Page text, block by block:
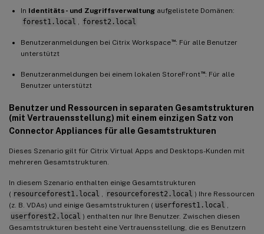
In Identitäts- und Zugriffsverwaltung aufgelistete Domänen:
forest1.local , forest2.local
Benutzeranmeldungen bei Citrix Workspace™: Für alle Benutzer
unterstützt
Benutzeranmeldungen bei einem lokalen StoreFront™: Für alle
Benutzer unterstützt
Benutzer und Ressourcen in separaten Gesamtstrukturen
(mit Vertrauensstellung) mit einem einzigen Satz von
Connector Appliances für alle Gesamtstrukturen
Dieses Szenario gilt für Citrix Virtual Apps and Desktops-Kunden mit
mehreren Gesamtstrukturen.
In diesem Szenario enthalten einige Gesamtstrukturen
( resourceforest1.local , resourceforest2.local ) Ihre Ressourcen
(z. B. VDAs) und einige Gesamtstrukturen ( userforest1.local ,
userforest2.local ) enthalten nur Ihre Benutzer. Zwischen diesen
Gesamtstrukturen besteht eine Vertrauensstellung, die es Benutzern